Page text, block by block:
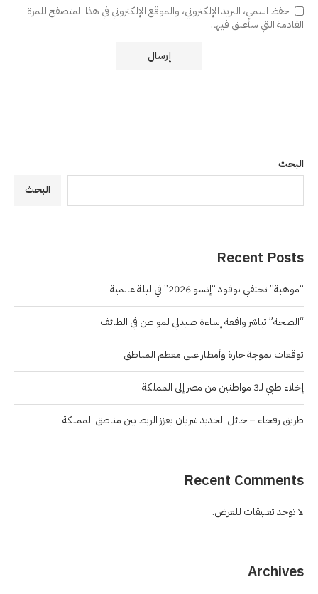
احفظ اسمي، البريد الإلكتروني، والموقع الإلكتروني في هذا المتصفح للمرة
القادمة التي سأعلق فيها.
البحث
البحث
Recent Posts
“موهبة” تحتفي بوفود “إنسو 2026” في ليلة عالمية
“الصحة” تباشر واقعة إساءة صيدلي لمواطن في الطائف
توقعات بموجة حارة وأمطار على معظم المناطق
إخلاء طبي لـ3 مواطنين من مصر إلى المملكة
طريق رفحاء – حائل الجديد شريان يعزز الربط بين مناطق المملكة
Recent Comments
لا توجد تعليقات للعرض.
Archives